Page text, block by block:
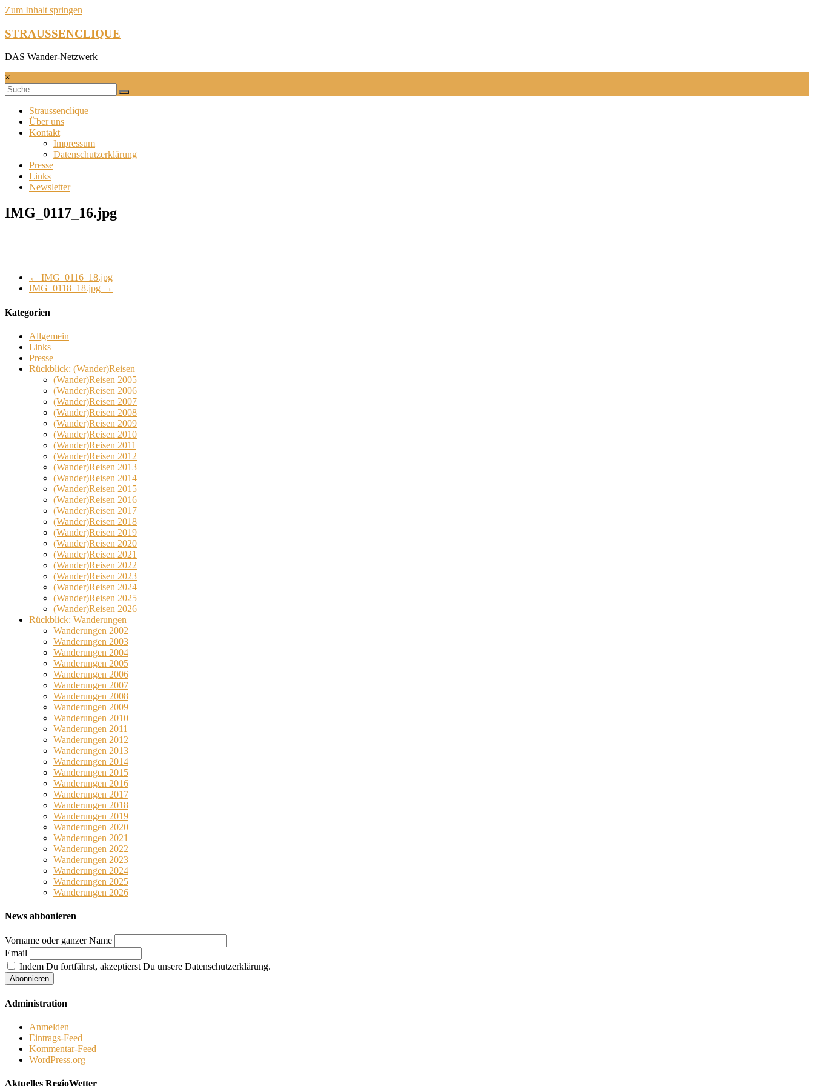
Zum Inhalt springen
STRAUSSENCLIQUE
DAS Wander-Netzwerk
×
Straussenclique
Über uns
Kontakt
Impressum
Datenschutzerklärung
Presse
Links
Newsletter
IMG_0117_16.jpg
← IMG_0116_18.jpg
IMG_0118_18.jpg →
Kategorien
Allgemein
Links
Presse
Rückblick: (Wander)Reisen
(Wander)Reisen 2005
(Wander)Reisen 2006
(Wander)Reisen 2007
(Wander)Reisen 2008
(Wander)Reisen 2009
(Wander)Reisen 2010
(Wander)Reisen 2011
(Wander)Reisen 2012
(Wander)Reisen 2013
(Wander)Reisen 2014
(Wander)Reisen 2015
(Wander)Reisen 2016
(Wander)Reisen 2017
(Wander)Reisen 2018
(Wander)Reisen 2019
(Wander)Reisen 2020
(Wander)Reisen 2021
(Wander)Reisen 2022
(Wander)Reisen 2023
(Wander)Reisen 2024
(Wander)Reisen 2025
(Wander)Reisen 2026
Rückblick: Wanderungen
Wanderungen 2002
Wanderungen 2003
Wanderungen 2004
Wanderungen 2005
Wanderungen 2006
Wanderungen 2007
Wanderungen 2008
Wanderungen 2009
Wanderungen 2010
Wanderungen 2011
Wanderungen 2012
Wanderungen 2013
Wanderungen 2014
Wanderungen 2015
Wanderungen 2016
Wanderungen 2017
Wanderungen 2018
Wanderungen 2019
Wanderungen 2020
Wanderungen 2021
Wanderungen 2022
Wanderungen 2023
Wanderungen 2024
Wanderungen 2025
Wanderungen 2026
News abbonieren
Vorname oder ganzer Name
Email
Indem Du fortfährst, akzeptierst Du unsere Datenschutzerklärung.
Administration
Anmelden
Eintrags-Feed
Kommentar-Feed
WordPress.org
Aktuelles RegioWetter